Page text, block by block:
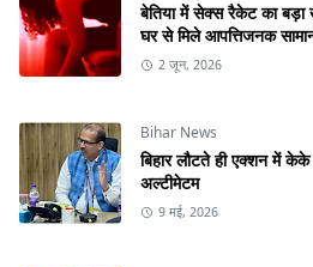
बेतिया में सेक्स रैकेट का बड़ा
घर से मिले आपत्तिजनक
2 जून, 2026
Bihar News
बिहार लौटते ही एक्शन में
अल्टीमेटम
9 मई, 2026